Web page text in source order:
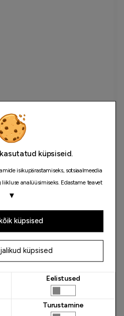
küpsiseid.
isikupärastamiseks, sotsiaalmeedia
analüüsimiseks. Edastame teavet
ka oma sotsiaalmeedia, reklaami- ja
nad on kogunud teiepoolse teenuste
käigus.
▼
küpsised
küpsised
Eelistused
Turustamine